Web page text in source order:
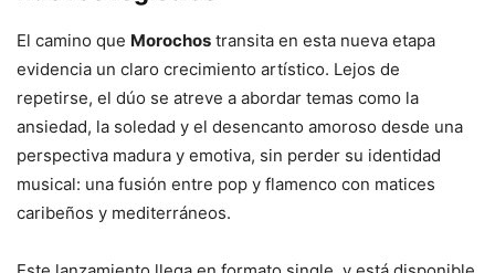
El camino que Morochos transita en esta nueva etapa
evidencia un claro crecimiento artístico. Lejos de
repetirse, el dúo se atreve a abordar temas como la
ansiedad, la soledad y el desencanto amoroso desde una
perspectiva madura y emotiva, sin perder su identidad
musical: una fusión entre pop y flamenco con matices
caribeños y mediterráneos.